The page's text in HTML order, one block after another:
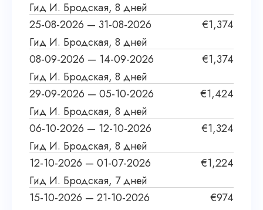
Гид И. Бродская, 8 дней
€1,374
25-08-2026 — 31-08-2026
Гид И. Бродская, 8 дней
€1,374
08-09-2026 — 14-09-2026
Гид И. Бродская, 8 дней
€1,424
29-09-2026 — 05-10-2026
Гид И. Бродская, 8 дней
€1,324
06-10-2026 — 12-10-2026
Гид И. Бродская, 8 дней
€1,224
12-10-2026 — 01-07-2026
Гид И. Бродская, 7 дней
€974
15-10-2026 — 21-10-2026